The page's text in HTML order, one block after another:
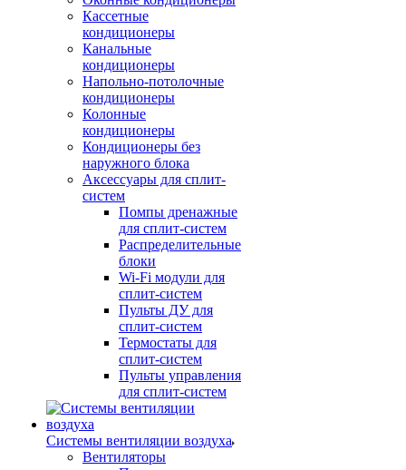
Кассетные
кондиционеры
Канальные
кондиционеры
Напольно-потолочные
кондиционеры
Колонные
кондиционеры
Кондиционеры без
наружного блока
Аксессуары для сплит-
систем
Помпы дренажные
для сплит-систем
Распределительные
блоки
Wi-Fi модули для
сплит-систем
Пульты ДУ для
сплит-систем
Термостаты для
сплит-систем
Пульты управления
для сплит-систем
Системы вентиляции воздуха
Вентиляторы